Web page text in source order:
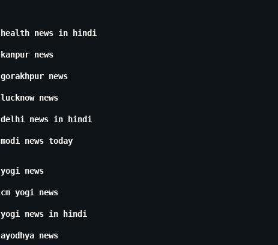
health news in hindi
kanpur news
gorakhpur news
lucknow news
delhi news in hindi
modi news today
yogi news
cm yogi news
yogi news in hindi
ayodhya news